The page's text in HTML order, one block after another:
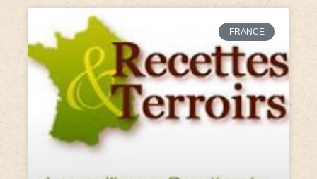
FRANCE